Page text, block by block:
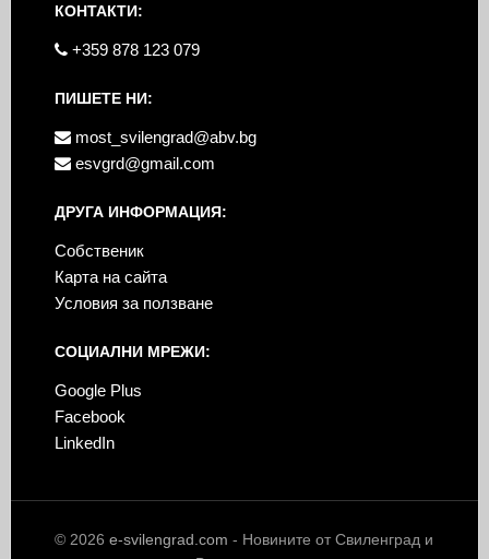
КОНТАКТИ:
+359 878 123 079
ПИШЕТЕ НИ:
most_svilengrad@abv.bg
esvgrd@gmail.com
ДРУГА ИНФОРМАЦИЯ:
Собственик
Карта на сайта
Условия за ползване
СОЦИАЛНИ МРЕЖИ:
Google Plus
Facebook
LinkedIn
© 2026e-svilengrad.com - Новините от Свиленград и